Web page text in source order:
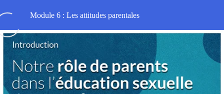
Rôle des parents dans l’éducation sexuelle des enfants
Introduction
Comment être à l’aise pour répondre à nos
15:30
Module 6 : Les attitudes parentales